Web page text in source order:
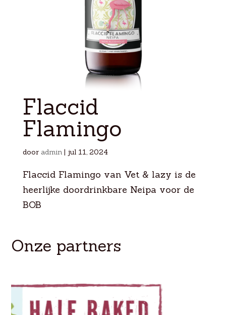
Flaccid
Flamingo
door admin| jul 11, 2024
Flaccid Flamingo van Vet & lazy is de
heerlijke doordrinkbare Neipa voor de
BOB
Onze partners